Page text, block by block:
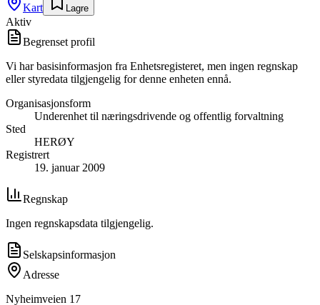
Kart Lagre
Aktiv
Begrenset profil
Vi har basisinformasjon fra Enhetsregisteret, men ingen regnskap
eller styredata tilgjengelig for denne enheten ennå.
Organisasjonsform
Underenhet til næringsdrivende og offentlig forvaltning
Sted
HERØY
Registrert
19. januar 2009
Regnskap
Ingen regnskapsdata tilgjengelig.
Selskapsinformasjon
Adresse
Nyheimveien 17